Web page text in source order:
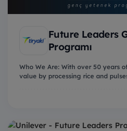
Future Leaders
Programı
Who We Are: With over 50 years
value by processing rice and